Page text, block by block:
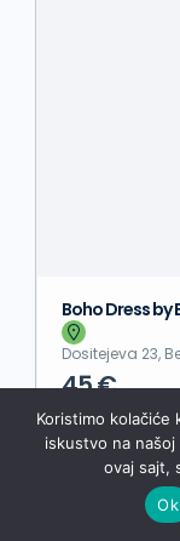
Boho Dress by
Dositejeva 23,
45 €
Prijavi se
Koristimo kolačiće
iskustvo na
ovaj sajt,
Ok